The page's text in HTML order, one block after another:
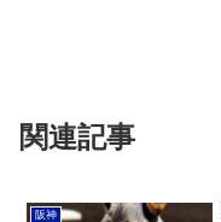
関連記事
阪神